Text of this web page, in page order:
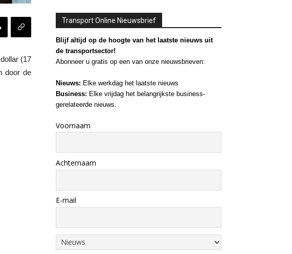
(17
door de
Transport Online Nieuwsbrief
Blijf altijd op de hoogte van het laatste nieuws uit
de transportsector!
Abonneer u gratis op een van onze nieuwsbrieven:
Nieuws: Elke werkdag het laatste nieuws
Business: Elke vrijdag het belangrijkste business-
gerelateerde nieuws.
Voornaam
Achternaam
E-mail